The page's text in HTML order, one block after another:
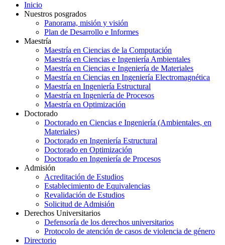
Inicio
Nuestros posgrados
Panorama, misión y visión
Plan de Desarrollo e Informes
Maestría
Maestría en Ciencias de la Computación
Maestría en Ciencias e Ingeniería Ambientales
Maestría en Ciencias e Ingeniería de Materiales
Maestría en Ciencias en Ingeniería Electromagnética
Maestría en Ingeniería Estructural
Maestría en Ingeniería de Procesos
Maestría en Optimización
Doctorado
Doctorado en Ciencias e Ingeniería (Ambientales, en
Materiales)
Doctorado en Ingeniería Estructural
Doctorado en Optimización
Doctorado en Ingeniería de Procesos
Admisión
Acreditación de Estudios
Establecimiento de Equivalencias
Revalidación de Estudios
Solicitud de Admisión
Derechos Universitarios
Defensoría de los derechos universitarios
Protocolo de atención de casos de violencia de género
Directorio